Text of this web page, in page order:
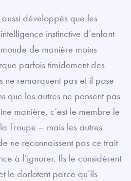
aussi développés que les
instinctive d’enfant
de manière moins
parfois timidement des
ne remarquent pas et il pose
que les autres ne pensent pas
manière, c’est le membre le
Troupe – mais les autres
ne reconnaissent pas ce trait
à l’ignorer. Ils le considèrent
le dorlotent parce qu’ils